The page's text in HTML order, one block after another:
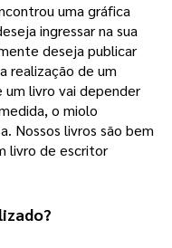
uma gráfica
ingressar na sua
deseja publicar
realização de um
um livro vai depender
o miolo
Nossos livros são bem
livro de escritor
?